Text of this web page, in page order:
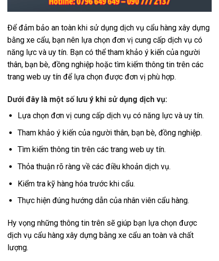
Để đảm bảo an toàn khi sử dụng dịch vụ cẩu hàng xây dựng
bằng xe cẩu, bạn nên lựa chọn đơn vị cung cấp dịch vụ có
năng lực và uy tín. Bạn có thể tham khảo ý kiến của người
thân, bạn bè, đồng nghiệp hoặc tìm kiếm thông tin trên các
trang web uy tín để lựa chọn được đơn vị phù hợp.
Dưới đây là một số lưu ý khi sử dụng dịch vụ:
Lựa chọn đơn vị cung cấp dịch vụ có năng lực và uy tín.
Tham khảo ý kiến của người thân, bạn bè, đồng nghiệp.
Tìm kiếm thông tin trên các trang web uy tín.
Thỏa thuận rõ ràng về các điều khoản dịch vụ.
Kiểm tra kỹ hàng hóa trước khi cẩu.
Thực hiện đúng hướng dẫn của nhân viên cẩu hàng.
Hy vọng những thông tin trên sẽ giúp bạn lựa chọn được
dịch vụ cẩu hàng xây dựng bằng xe cẩu an toàn và chất
lượng.